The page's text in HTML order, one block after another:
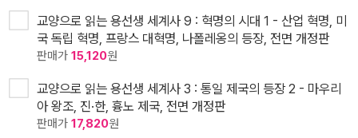
교양으로 읽는 용선생 세계사 9 : 혁명의 시대 1 - 산업 혁명, 미
국 독립 혁명, 프랑스 대혁명, 나폴레옹의 등장, 전면 개정판
판매가 15,120원
교양으로 읽는 용선생 세계사 3 : 통일 제국의 등장 2 - 마우리
아 왕조, 진·한, 흉노 제국, 전면 개정판
판매가 17,820원